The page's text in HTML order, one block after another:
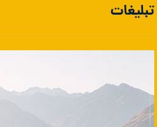
تبلیغات